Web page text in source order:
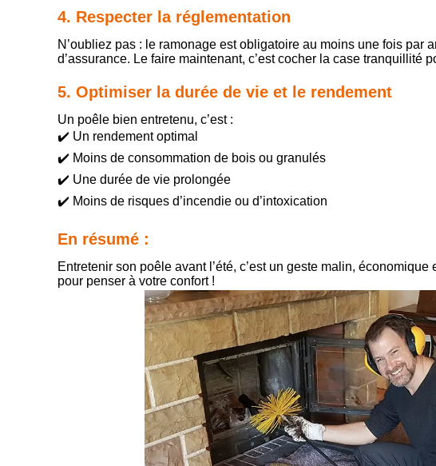
4. Respecter la réglementation
N’oubliez pas : le ramonage est obligatoire au moins une fois par
d’assurance. Le faire maintenant, c’est cocher la case tranquillité
5. Optimiser la durée de vie et le rendement
Un poêle bien entretenu, c’est :
✔️ Un rendement optimal
✔️ Moins de consommation de bois ou granulés
✔️ Une durée de vie prolongée
✔️ Moins de risques d’incendie ou d’intoxication
En résumé :
Entretenir son poêle avant l’été, c’est un geste malin, économique
pour penser à votre confort !